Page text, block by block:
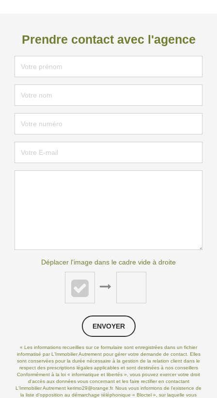
Prendre contact avec l'agence
Déplacer l'image dans le cadre vide à droite
ENVOYER
« Les informations recueillies sur ce formulaire sont enregistrées dans un fichier
informatisé par L'Immobilier Autrement pour gérer votre demande de contact. Elles
sont conservées pour la durée nécessaire à la gestion de la relation client dans le
respect des prescriptions légales applicables et sont destinées à nos conseillers
Conformément à la loi « informatique et libertés », vous pouvez exercer votre droit
d'accès aux données vous concernant et les faire rectifier en contactant
L'Immobilier Autrement kerimo29@orange.fr. Nous vous informons de l'existence de
la liste d'opposition au démarchage téléphonique « Bloctel », sur laquelle vous